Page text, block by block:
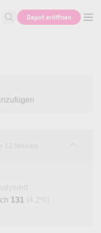
Suche nach Aktie, Autor...
Depot eröffnen
12 Monate
131 (4,2%)